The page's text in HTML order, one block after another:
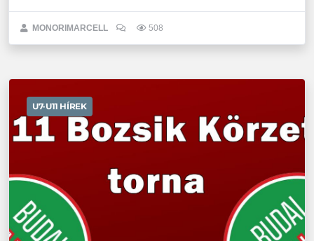
MONORIMARCELL 508
U7-U11 HÍREK